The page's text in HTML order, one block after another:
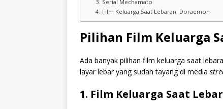
3. Serial Mechamato
4. Film Keluarga Saat Lebaran: Doraemon
Pilihan Film Keluarga
Ada banyak pilihan film keluarga saat
layar lebar yang sudah tayang di media
1. Film Keluarga Saat